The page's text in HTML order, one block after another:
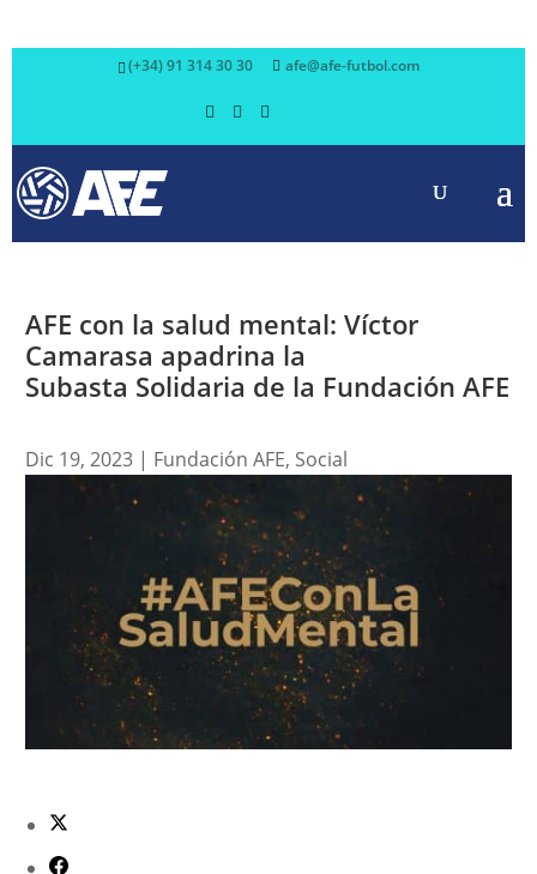
(+34) 91 314 30 30 afe@afe-futbol.com
AFE con la salud mental: Víctor
Camarasa apadrina la
Subasta Solidaria de la Fundación AFE
Dic 19, 2023| Fundación AFE, Social